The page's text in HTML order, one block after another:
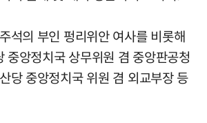
석의 부인 펑리위안 여사를 비롯해
중앙정치국 상무위원 겸 중앙판공청
당 중앙정치국 위원 겸 외교부장 등